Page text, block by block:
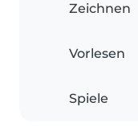
Zeichnen
Vorlesen
Spiele